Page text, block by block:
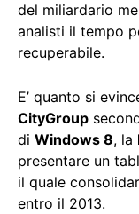
del miliardario
analisti il tempo
recuperabile.
E’ quanto si
CityGroup
di Windows 8, la
presentare un
il quale
entro il 2013.